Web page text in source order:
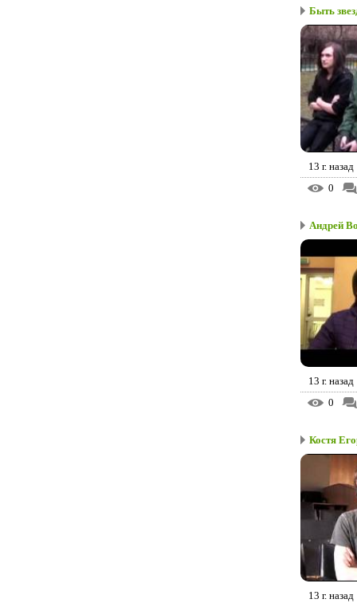
Быть
13 г. назад
0
Андрей
13 г. назад
0
Костя
13 г. назад